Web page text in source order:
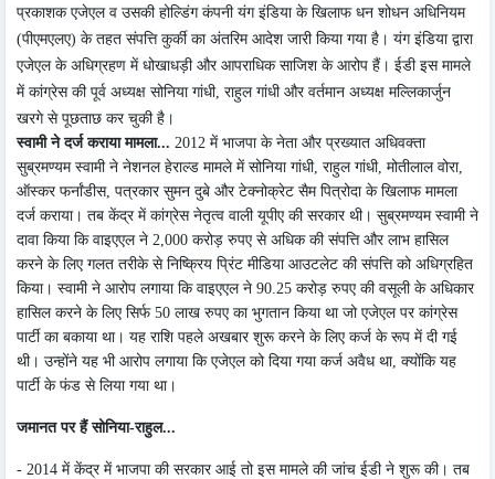
प्रकाशक एजेएल व उसकी होल्डिंग कंपनी यंग इंडिया के खिलाफ धन शोधन अधिनियम
(पीएमएलए) के तहत संपत्ति कुर्की का अंतरिम आदेश जारी किया गया है। यंग इंडिया द्वारा
एजेएल के अधिग्रहण में धोखाधड़ी और आपराधिक साजिश के आरोप हैं। ईडी इस मामले
में कांग्रेस की पूर्व अध्यक्ष सोनिया गांधी, राहुल गांधी और वर्तमान अध्यक्ष मल्लिकार्जुन
खरगे से पूछताछ कर चुकी है।
स्वामी ने दर्ज कराया मामला... 2012 में भाजपा के नेता और प्रख्यात अधिवक्ता
सुब्रमण्यम स्वामी ने नेशनल हेराल्ड मामले में सोनिया गांधी, राहुल गांधी, मोतीलाल वोरा,
ऑस्कर फर्नांडीस, पत्रकार सुमन दुबे और टेक्नोक्रेट सैम पित्रोदा के खिलाफ मामला
दर्ज कराया। तब केंद्र में कांग्रेस नेतृत्व वाली यूपीए की सरकार थी। सुब्रमण्यम स्वामी ने
दावा किया कि वाइएएल ने 2,000 करोड़ रुपए से अधिक की संपत्ति और लाभ हासिल
करने के लिए गलत तरीके से निष्क्रिय प्रिंट मीडिया आउटलेट की संपत्ति को अधिग्रहित
किया। स्वामी ने आरोप लगाया कि वाइएएल ने 90.25 करोड़ रुपए की वसूली के अधिकार
हासिल करने के लिए सिर्फ 50 लाख रुपए का भुगतान किया था जो एजेएल पर कांग्रेस
पार्टी का बकाया था। यह राशि पहले अखबार शुरू करने के लिए कर्ज के रूप में दी गई
थी। उन्होंने यह भी आरोप लगाया कि एजेएल को दिया गया कर्ज अवैध था, क्योंकि यह
पार्टी के फंड से लिया गया था।
जमानत पर हैं सोनिया-राहुल...
- 2014 में केंद्र में भाजपा की सरकार आई तो इस मामले की जांच ईडी ने शुरू की। तब